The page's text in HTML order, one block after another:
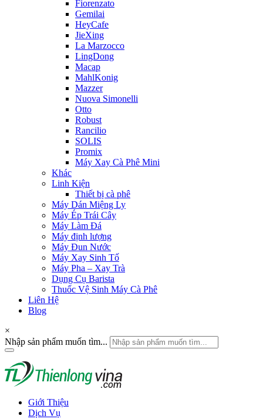
Fiorenzato
Gemilai
HeyCafe
JieXing
La Marzocco
LingDong
Macap
MahlKonig
Mazzer
Nuova Simonelli
Otto
Robust
Rancilio
SOLIS
Promix
Máy Xay Cà Phê Mini
Khác
Linh Kiện
Thiết bị cà phê
Máy Dán Miệng Ly
Máy Ép Trái Cây
Máy Làm Đá
Máy định lượng
Máy Đun Nước
Máy Xay Sinh Tố
Máy Pha – Xay Trà
Dụng Cụ Barista
Thuốc Vệ Sinh Máy Cà Phê
Liên Hệ
Blog
×
Nhập sản phẩm muốn tìm...
Giới Thiệu
Dịch Vụ